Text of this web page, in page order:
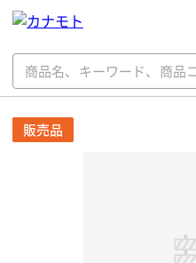
販売品